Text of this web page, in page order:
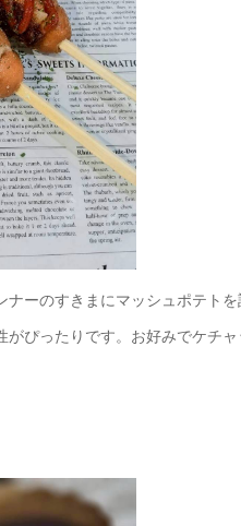
ナーのすきまにマッシュポテト
がぴったりです。お好みでケチ